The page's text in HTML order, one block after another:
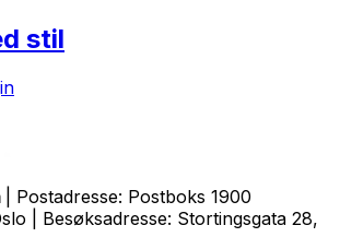
stil
| Postadresse: Postboks 1900
| Besøksadresse: Stortingsgata 28,